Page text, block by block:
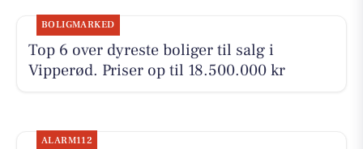
BOLIGMARKED
Top 6 over dyreste boliger til salg i
Vipperød. Priser op til 18.500.000 kr
ALARM112